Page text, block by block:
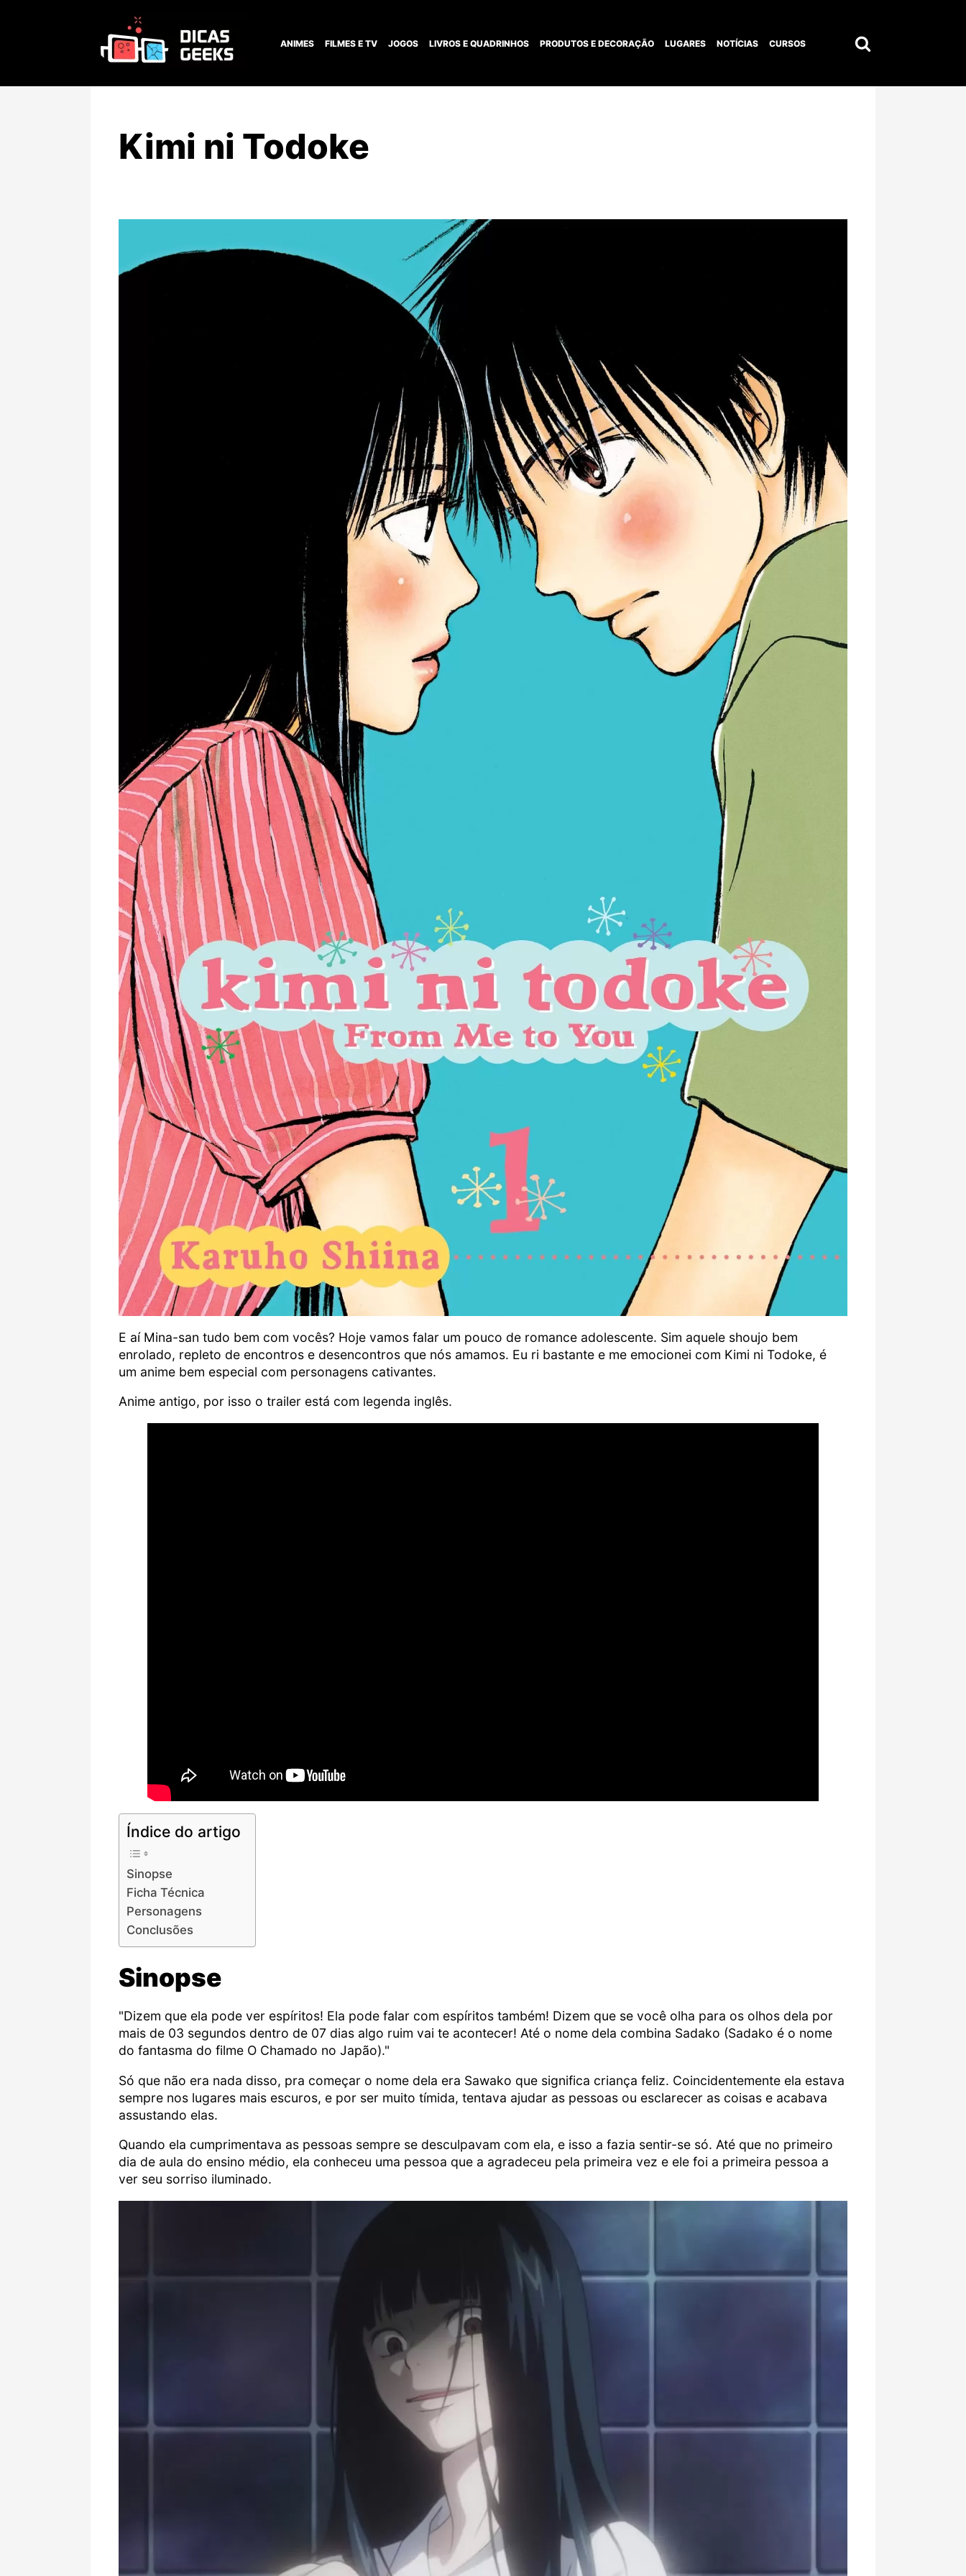
ANIMES FILMES E TV JOGOS LIVROS E QUADRINHOS PRODUTOS E DECORAÇÃO LUGARES NOTÍCIAS CURSOS
Kimi ni Todoke
E aí Mina-san tudo bem com vocês? Hoje vamos falar um pouco de romance adolescente. Sim aquele shoujo bem
enrolado, repleto de encontros e desencontros que nós amamos. Eu ri bastante e me emocionei com Kimi ni Todoke, é
um anime bem especial com personagens cativantes.
Anime antigo, por isso o trailer está com legenda inglês.
Índice do artigo
Sinopse
Ficha Técnica
Personagens
Conclusões
Sinopse
"Dizem que ela pode ver espíritos! Ela pode falar com espíritos também! Dizem que se você olha para os olhos dela por
mais de 03 segundos dentro de 07 dias algo ruim vai te acontecer! Até o nome dela combina Sadako (Sadako é o nome
do fantasma do filme O Chamado no Japão)."
Só que não era nada disso, pra começar o nome dela era Sawako que significa criança feliz. Coincidentemente ela estava
sempre nos lugares mais escuros, e por ser muito tímida, tentava ajudar as pessoas ou esclarecer as coisas e acabava
assustando elas.
Quando ela cumprimentava as pessoas sempre se desculpavam com ela, e isso a fazia sentir-se só. Até que no primeiro
dia de aula do ensino médio, ela conheceu uma pessoa que a agradeceu pela primeira vez e ele foi a primeira pessoa a
ver seu sorriso iluminado.